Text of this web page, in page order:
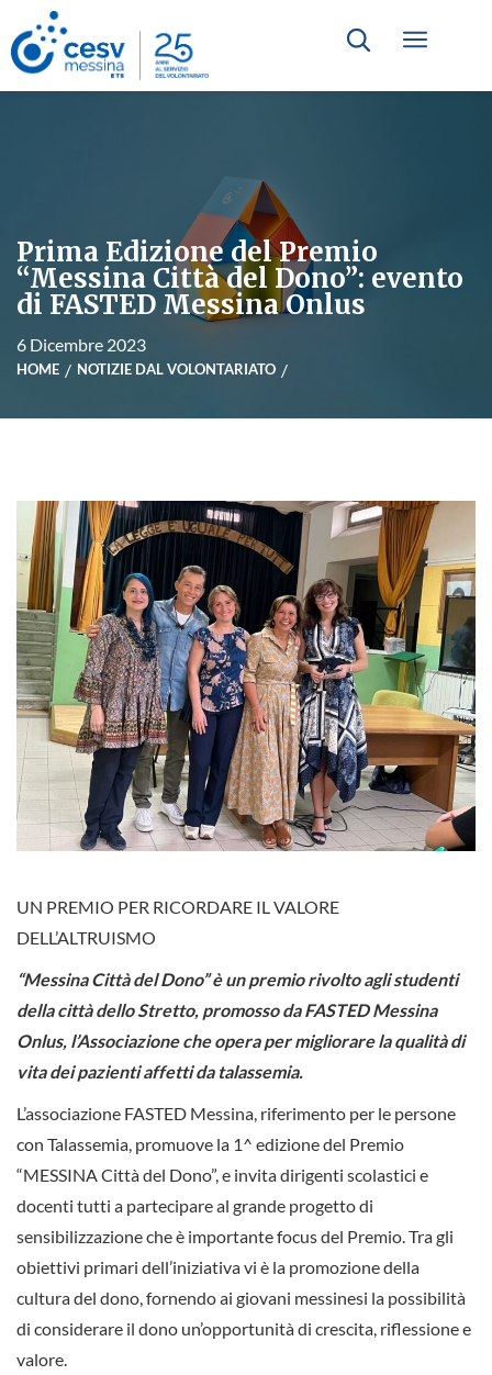
Prima Edizione del Premio
“Messina Città del Dono”: evento
di FASTED Messina Onlus
6 Dicembre 2023
HOME NOTIZIE DAL VOLONTARIATO
UN PREMIO PER RICORDARE IL VALORE
DELL’ALTRUISMO
“Messina Città del Dono” è un premio rivolto agli studenti
della città dello Stretto, promosso da FASTED Messina
Onlus, l’Associazione che opera per migliorare la qualità di
vita dei pazienti affetti da talassemia.
L’associazione FASTED Messina, riferimento per le persone
con Talassemia, promuove la 1^ edizione del Premio
“MESSINA Città del Dono”, e invita dirigenti scolastici e
docenti tutti a partecipare al grande progetto di
sensibilizzazione che è importante focus del Premio. Tra gli
obiettivi primari dell’iniziativa vi è la promozione della
cultura del dono, fornendo ai giovani messinesi la possibilità
di considerare il dono un’opportunità di crescita, riflessione e
valore.